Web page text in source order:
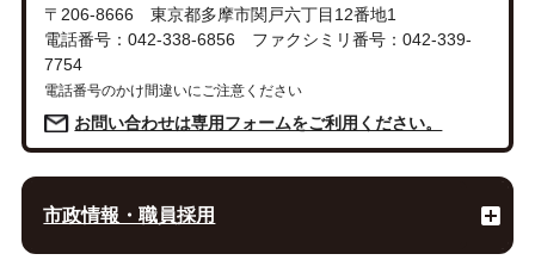
〒206-8666 東京都多摩市関戸六丁目12番地1
電話番号：042-338-6856 ファクシミリ番号：042-339-
7754
電話番号のかけ間違いにご注意ください
お問い合わせは専用フォームをご利用ください。
市政情報・職員採用